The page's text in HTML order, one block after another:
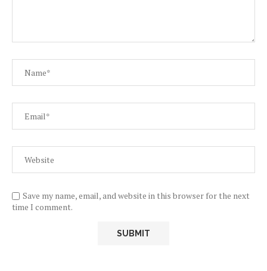
Save my name, email, and website in this browser for the next
time I comment.